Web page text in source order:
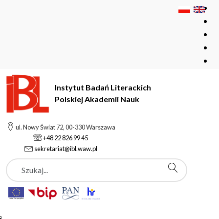
Instytut Badań Literackich
Polskiej Akademii Nauk
ul. Nowy Świat 72, 00-330 Warszawa
+48 22 826 99 45
sekretariat@ibl.waw.pl
Szukaj
Instytut Badań Literackich Polskiej Akademii Nauk
Pracownicy
Ostromęcki Tomasz
Ostromęcki Tomasz